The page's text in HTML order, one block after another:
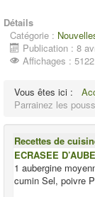
Détails
Catégorie :
Publication : 8
Affichages : 5122
Vous êtes ici :
Parrainez les
Recettes de
ECRASEE
1 aubergine
cumin Sel, poivre